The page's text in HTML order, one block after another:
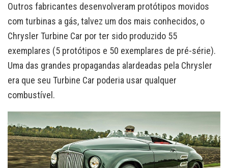
Outros fabricantes desenvolveram protótipos movidos
com turbinas a gás, talvez um dos mais conhecidos, o
Chrysler Turbine Car por ter sido produzido 55
exemplares (5 protótipos e 50 exemplares de pré-série).
Uma das grandes propagandas alardeadas pela Chrysler
era que seu Turbine Car poderia usar qualquer
combustível.